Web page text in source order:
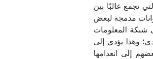
تجمع غالبًا بين
مدمجة لبعض
شبكة المعلومات
وهذا يؤدي إلى
إلى انعدامها